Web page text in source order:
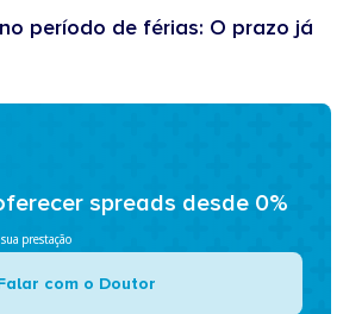
período de férias: O prazo já
spreads desde 0%
prestação
com o Doutor